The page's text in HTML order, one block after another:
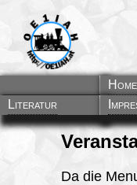
Home
Literatur
Da die